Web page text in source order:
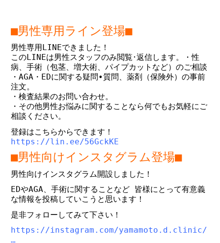
■男性専用ライン登場■
男性専用LINEできました！
このLINEは男性スタッフのみ閲覧･返信します。
・性
病、手術（包茎、増大術、パイプカットなど）のご相談
・AGA・EDに関する疑問•質問、薬剤（保険外）の事前
注文。
・検査結果のお問い合わせ。
・その他男性お悩みに関することなら何でもお気軽にご
相談ください。
登録はこちらからできます！
https://lin.ee/56GckKE
■男性向けインスタグラム登場■
男性向けインスタグラム開設しました！
EDやAGA、手術に関することなど 皆様にとって有意義
な情報を投稿していこうと思います！
是非フォローしてみて下さい！
https://instagram.com/yamamoto.d.clinic/
…